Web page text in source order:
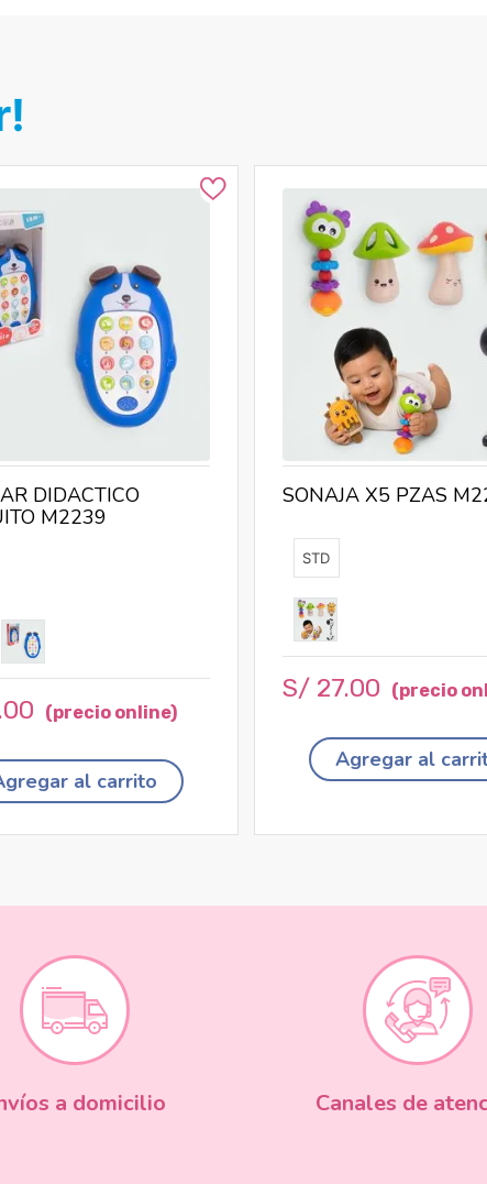
DIDACTICO
M2239
.00
al carrito
STD
SONAJA X5 PZAS
S/ 27.00
Agregar al
a domicilio Canales de